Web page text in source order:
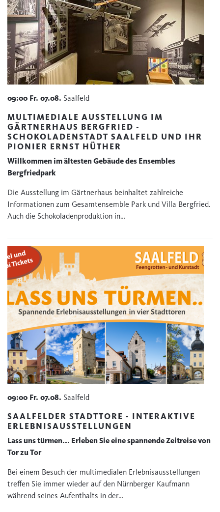
09:00 Fr. 07.08. Saalfeld
MULTIMEDIALE AUSSTELLUNG IM
GÄRTNERHAUS BERGFRIED -
SCHOKOLADENSTADT SAALFELD UND IHR
PIONIER ERNST HÜTHER
Willkommen im ältesten Gebäude des Ensembles
Bergfriedpark
Die Ausstellung im Gärtnerhaus beinhaltet zahlreiche
Informationen zum Gesamtensemble Park und Villa Bergfried.
Auch die Schokoladenproduktion in…
09:00 Fr. 07.08. Saalfeld
SAALFELDER STADTTORE - INTERAKTIVE
ERLEBNISAUSSTELLUNGEN
Lass uns türmen... Erleben Sie eine spannende Zeitreise von
Tor zu Tor
Bei einem Besuch der multimedialen Erlebnisausstellungen
treffen Sie immer wieder auf den Nürnberger Kaufmann
während seines Aufenthalts in der…